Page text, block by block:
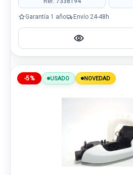
Garantía 1 año Envío 24-48h
-5% USADO NOVEDAD